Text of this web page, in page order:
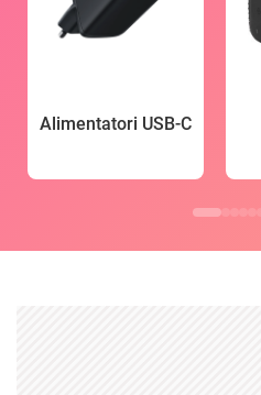
Alimentatori USB-C